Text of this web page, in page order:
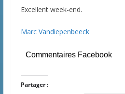
Excellent week-end.
Marc Vandiepenbeeck
Commentaires Facebook
Partager :